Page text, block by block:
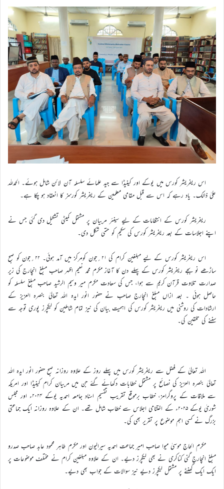
اس ریفریشر کورس میں یوکے اور کینیڈا سے جید علمائے سلسلہ آن لائن شامل ہوئے۔ الحمدللہ
علیٰ ذالک۔ یاد رہے کہ اس سے قبل مقامی معلمین کے ریفریشر کورسز کا انعقاد ہو چکا ہے۔
ریفریشر کورس کے انتظامات کے ليے سینئر مربیان پر مشتمل کمیٹی تشکیل دی گئی جس نے
اپنے اجلاسات کے بعد ریفریشر کورس کی سکیم کو حتمی شکل دی۔
اس ریفریشر کورس کے لیے مبلغین کرام کی ۲۱؍جون کومرکز میں آمد ہوئی۔ ۲۲؍جون کو صبح
ساڑھے نو بجے ریفریشر کورس کے پہلے دن کا آغاز مکرم محمد نعیم اظہر صاحب مبلغ انچارج کی زیر
صدارت تلاوت قرآن کریم سے ہوا، جس کی سعادت مکرم میر وسیم الرشید صاحب مبلغ سلسلہ کو
حاصل ہوئی ۔ بعد ازاں مبلغ انچارج صاحب نے حضور انور ایدہ اللہ تعالیٰ بنصرہ العزیز کے
ارشادات کی روشنی میں ریفریشر کورس کی اہمیت بیان کی نیز تمام شاملین کو لیکچرز پوری توجہ سے
سننے کی تلقین کی۔
اللہ تعالیٰ کے فضل سے ریفریشر کورس میں پہلے روز کے علاوہ روزانہ صبح حضور انور ایدہ اللہ
تعالیٰ بنصرہ العزیز کی نصائح پر مشتمل خطابات دکھائے گئے جن میں مربیان کرام کینیڈا اور امریکہ
سے ملاقات کے پروگرامز، خطاب برموقع تقریب تقسیم اسناد جامعہ احمدیہ یوکے ۲۰۲۴ء اور مجلس
شوریٰ یوکے ۲۰۲۵ء کے اختتامی اجلاس سے خطاب شامل تھے۔ ان کے علاوہ روزانہ ایک جماعتی
بزرگ نے کسی اہم موضوع پر تقریر بھی کی۔
مکرم الحاج موسیٰ میوا صاحب امیر جماعت احمدیہ سیرالیون اور مکرم طاہر محمود عابد صاحب صدرو
مبلغ انچارج گنی کناکری نے بھی لیکچرز دیے۔ ان کے علاوہ مبلغین کرام نے مختلف موضوعات پر
ایک ایک گھنٹے پر مشتمل لیکچرز دیے نیز سوالات کے جواب بھی دیے۔